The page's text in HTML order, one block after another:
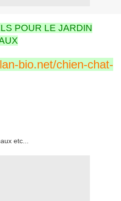
POUR LE JARDIN
bio.net/chien-chat-
etc...